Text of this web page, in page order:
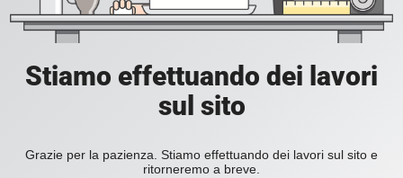
Stiamo effettuando dei lavori
sul sito
Grazie per la pazienza. Stiamo effettuando dei lavori sul sito e
ritorneremo a breve.